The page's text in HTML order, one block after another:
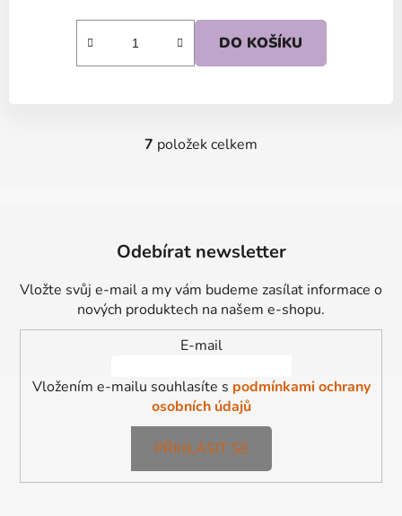
DO KOŠÍKU
O
a
í
p
r
v
y
v
ý
p
i
s
7 položek celkem
Odebírat newsletter
Vložte svůj e-mail a my vám budeme zasílat informace o
nových produktech na našem e-shopu.
E-mail
Vložením e-mailu souhlasíte s podmínkami ochrany
osobních údajů
PŘIHLÁSIT SE